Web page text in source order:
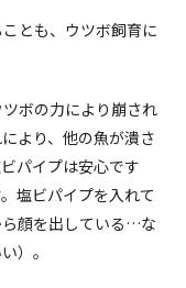
とも、ウツボ飼育に
ボの力により崩され
より、他の魚が潰さ
パイプは安心です
塩ビパイプを入れて
ら顔を出している…な
）。